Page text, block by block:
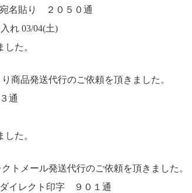
名貼り ２０５０通
れ 03/04(土)
た。
商品発送代行のご依頼を頂きました。
通
た。
トメール発送代行のご依頼を頂きました。
イレクト印字 ９０１通